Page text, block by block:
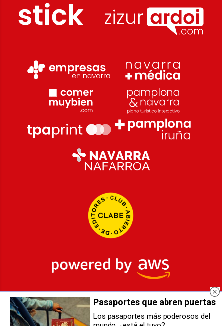
2026
© Grupo Comunikaze
Pasaportes que abren puertas
Los pasaportes más poderosos del